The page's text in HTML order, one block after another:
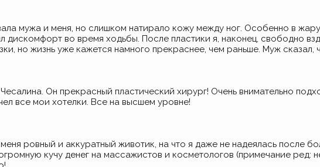
мужа и меня, но слишком натирало кожу между ног. Особенно в
дискомфорт во время ходьбы. После пластики я, наконец, свободно
но жизнь уже кажется намного прекраснее, чем раньше. Муж сказал,
Он прекрасный пластический хирург! Очень внимательно
все мои хотелки. Все на высшем уровне!
ровный и аккуратный животик, на что я даже не надеялась после
кучу денег на массажистов и косметологов (примечание ред: